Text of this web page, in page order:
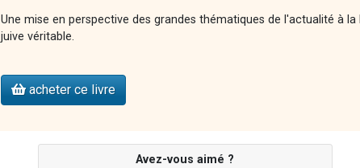
Une mise en perspective des grandes thématiques de l'actualité à la
juive véritable.
acheter ce livre
Avez-vous aimé ?